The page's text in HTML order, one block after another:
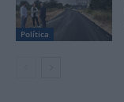
Política